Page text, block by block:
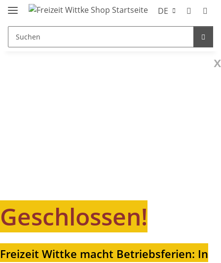
DE
x
Geschlossen!
Freizeit Wittke macht Betriebsferien: In